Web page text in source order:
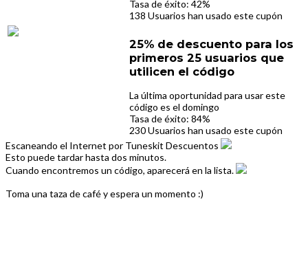
Tasa de éxito: 42%
138 Usuarios han usado este cupón
25% de descuento para los
primeros 25 usuarios que
utilicen el código
La última oportunidad para usar este
código es el domingo
Tasa de éxito: 84%
230 Usuarios han usado este cupón
Escaneando el Internet por Tuneskit Descuentos
Esto puede tardar hasta dos minutos.
Cuando encontremos un código, aparecerá en la lista.
Toma una taza de café y espera un momento :)